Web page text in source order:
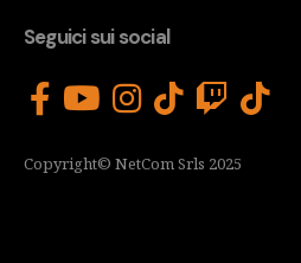
Seguici sui social
Copyright© NetCom Srls 2025